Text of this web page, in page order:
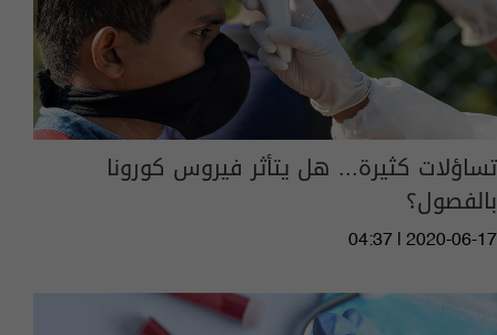
تساؤلات كثيرة... هل يتأثر فيروس كورونا
بالفصول؟
04:37 | 2020-06-17